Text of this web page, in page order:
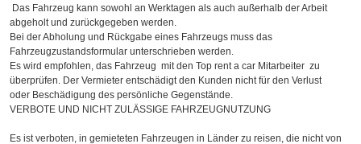
Das Fahrzeug kann sowohl an Werktagen als auch außerhalb der Arbeit
abgeholt und zurückgegeben werden.
Bei der Abholung und Rückgabe eines Fahrzeugs muss das
Fahrzeugzustandsformular unterschrieben werden.
Es wird empfohlen, das Fahrzeug mit den Top rent a car Mitarbeiter zu
überprüfen. Der Vermieter entschädigt den Kunden nicht für den Verlust
oder Beschädigung des persönliche Gegenstände.
VERBOTE UND NICHT ZULÄSSIGE FAHRZEUGNUTZUNG
Es ist verboten, in gemieteten Fahrzeugen in Länder zu reisen, die nicht von